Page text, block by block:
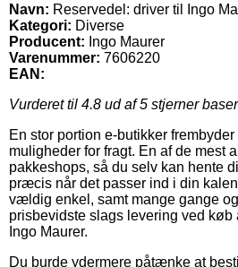
Navn: Reservedel: driver til Ingo
Kategori: Diverse
Producent: Ingo Maurer
Varenummer: 7606220
EAN:
Vurderet til 4.8 ud af 5 stjerner
En stor portion e-butikker
muligheder for fragt. En af de mest
pakkeshops, så du selv kan hente
præcis når det passer ind i din
vældig enkel, samt mange gange
prisbevidste slags levering ved køb
Ingo Maurer.
Du burde ydermere påtænke at